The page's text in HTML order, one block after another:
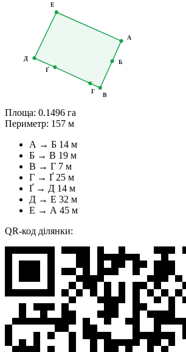
А
Б
В
Г
Ґ
Д
Е
Площа: 0.1496 га
Периметр: 157 м
А → Б 14 м
Б → В 19 м
В → Г 7 м
Г → Ґ 25 м
Ґ → Д 14 м
Д → Е 32 м
Е → А 45 м
QR-код ділянки: